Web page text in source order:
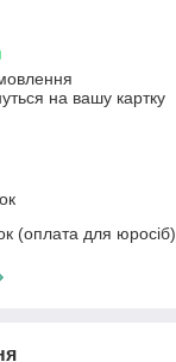
на вашу картку
(оплата для юросіб)